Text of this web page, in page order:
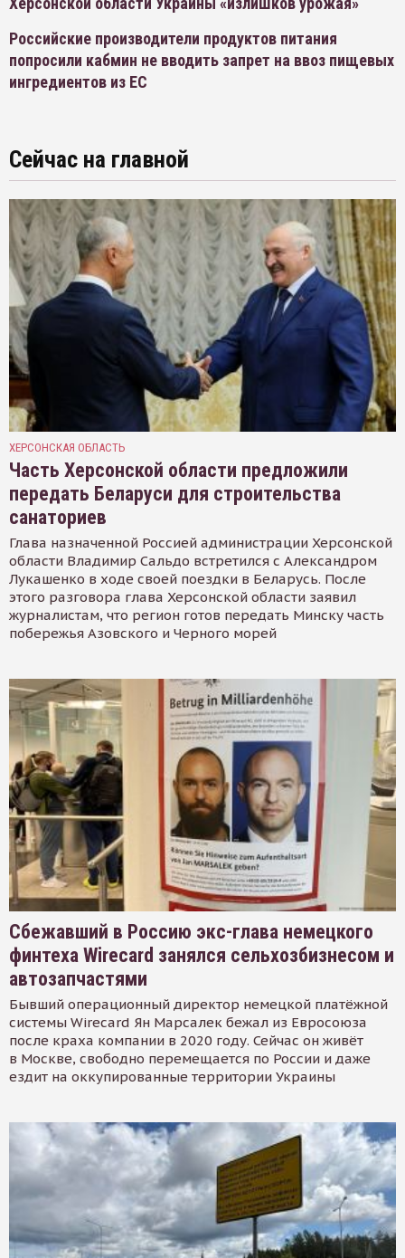
Российские производители продуктов питания
попросили кабмин не вводить запрет на ввоз пищевых
ингредиентов из ЕС
Сейчас на главной
ХЕРСОНСКАЯ ОБЛАСТЬ
Часть Херсонской области предложили
передать Беларуси для строительства
санаториев
Глава назначенной Россией администрации Херсонской
области Владимир Сальдо встретился с Александром
Лукашенко в ходе своей поездки в Беларусь. После
этого разговора глава Херсонской области заявил
журналистам, что регион готов передать Минску часть
побережья Азовского и Черного морей
Сбежавший в Россию экс-глава немецкого
финтеха Wirecard занялся сельхозбизнесом и
автозапчастями
Бывший операционный директор немецкой платёжной
системы Wirecard Ян Марсалек бежал из Евросоюза
после краха компании в 2020 году. Сейчас он живёт
в Москве, свободно перемещается по России и даже
ездит на оккупированные территории Украины